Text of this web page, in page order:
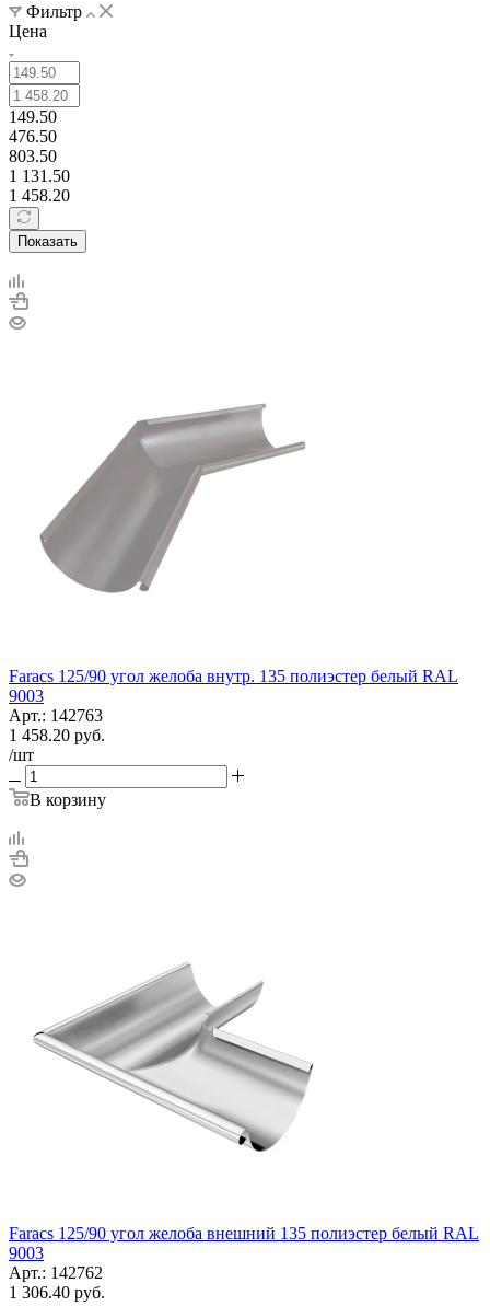
Фильтр
Цена
149.50
476.50
803.50
1 131.50
1 458.20
Показать
Faracs 125/90 угол желоба внутр. 135 полиэстер белый RAL
9003
Арт.: 142763
1 458.20 руб.
/шт
В корзину
Faracs 125/90 угол желоба внешний 135 полиэстер белый RAL
9003
Арт.: 142762
1 306.40 руб.